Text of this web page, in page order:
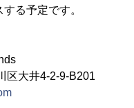
る予定です。
区大井4-2-9-B201